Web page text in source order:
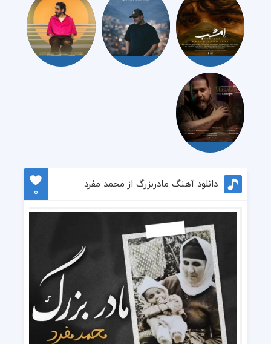
دانلود آهنگ مادربزرگ از محمد مفرد
0